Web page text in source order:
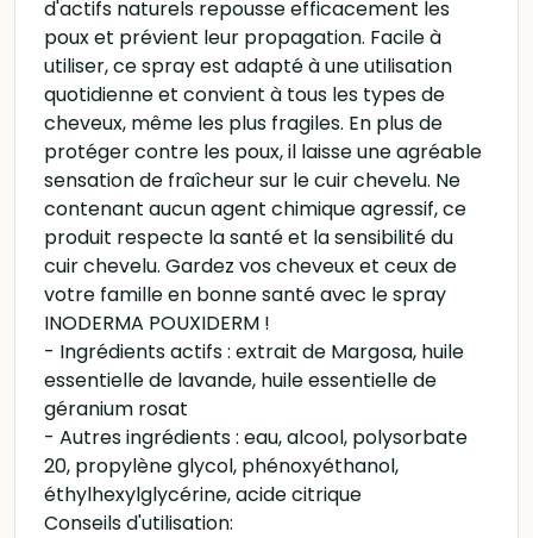
d'actifs naturels repousse efficacement les
poux et prévient leur propagation. Facile à
utiliser, ce spray est adapté à une utilisation
quotidienne et convient à tous les types de
cheveux, même les plus fragiles. En plus de
protéger contre les poux, il laisse une agréable
sensation de fraîcheur sur le cuir chevelu. Ne
contenant aucun agent chimique agressif, ce
produit respecte la santé et la sensibilité du
cuir chevelu. Gardez vos cheveux et ceux de
votre famille en bonne santé avec le spray
INODERMA POUXIDERM !
- Ingrédients actifs : extrait de Margosa, huile
essentielle de lavande, huile essentielle de
géranium rosat
- Autres ingrédients : eau, alcool, polysorbate
20, propylène glycol, phénoxyéthanol,
éthylhexylglycérine, acide citrique
Conseils d'utilisation: